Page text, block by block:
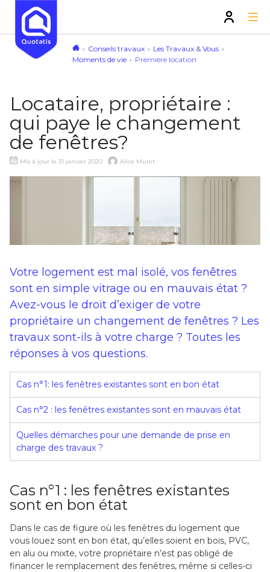
Conseils travaux
Les Travaux & Vous
Moments de vie
Première location
Locataire, propriétaire :
qui paye le changement
de fenêtres?
Mis à jour le 31 janvier 2020 Alice Muret
Votre logement est mal isolé, vos fenêtres
sont en simple vitrage ou en mauvais état ?
Avez-vous le droit d’exiger de votre
propriétaire un changement de fenêtres ? Les
travaux sont-ils à votre charge ? Toutes les
réponses à vos questions.
Cas n°1: les fenêtres existantes sont en bon état
Cas n°2 : les fenêtres existantes sont en mauvais état
Quelles démarches pour une demande de prise en
charge des travaux ?
Cas n°1 : les fenêtres existantes
sont en bon état
Dans le cas de figure où les fenêtres du logement que
vous louez sont en bon état, qu’elles soient en bois, PVC,
en alu ou mixte, votre propriétaire n’est pas obligé de
financer le remplacement des fenêtres, même si celles-ci